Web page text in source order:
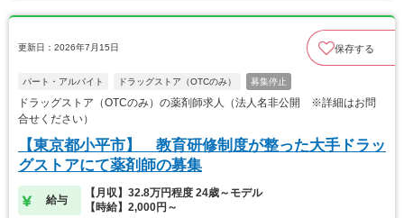
更新日：2026年7月15日 保存する
パート・アルバイト ドラッグストア（OTCのみ） 募集停止
ドラッグストア（OTCのみ）の薬剤師求人（法人名非公開 ※詳細はお問
合せください）
【東京都小平市】 教育研修制度が整った大手ドラッ
グストアにて薬剤師の募集
給与
【月収】32.8万円程度 24歳～モデル
【時給】2,000円～